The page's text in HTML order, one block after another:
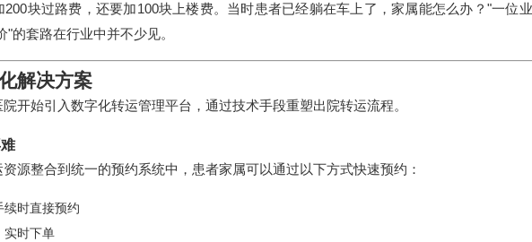
块过路费，还要加100块上楼费。当时患者已经躺在车上了，家属能怎么办？"一位
的套路在行业中并不少见。
解决方案
开始引入数字化转运管理平台，通过技术手段重塑出院转运流程。
源整合到统一的预约系统中，患者家属可以通过以下方式快速预约：
续时直接预约
实时下单